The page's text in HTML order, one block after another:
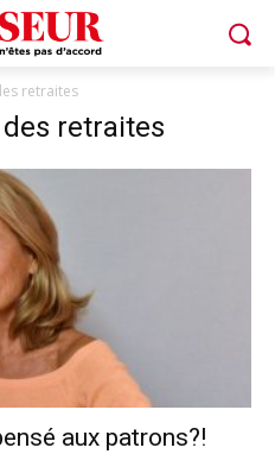
retraites
retraites
aux patrons?!